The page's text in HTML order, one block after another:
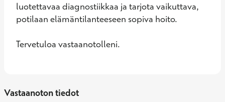
luotettavaa diagnostiikkaa ja tarjota vaikuttava,
potilaan elämäntilanteeseen sopiva hoito.
Tervetuloa vastaanotolleni.
Vastaanoton tiedot